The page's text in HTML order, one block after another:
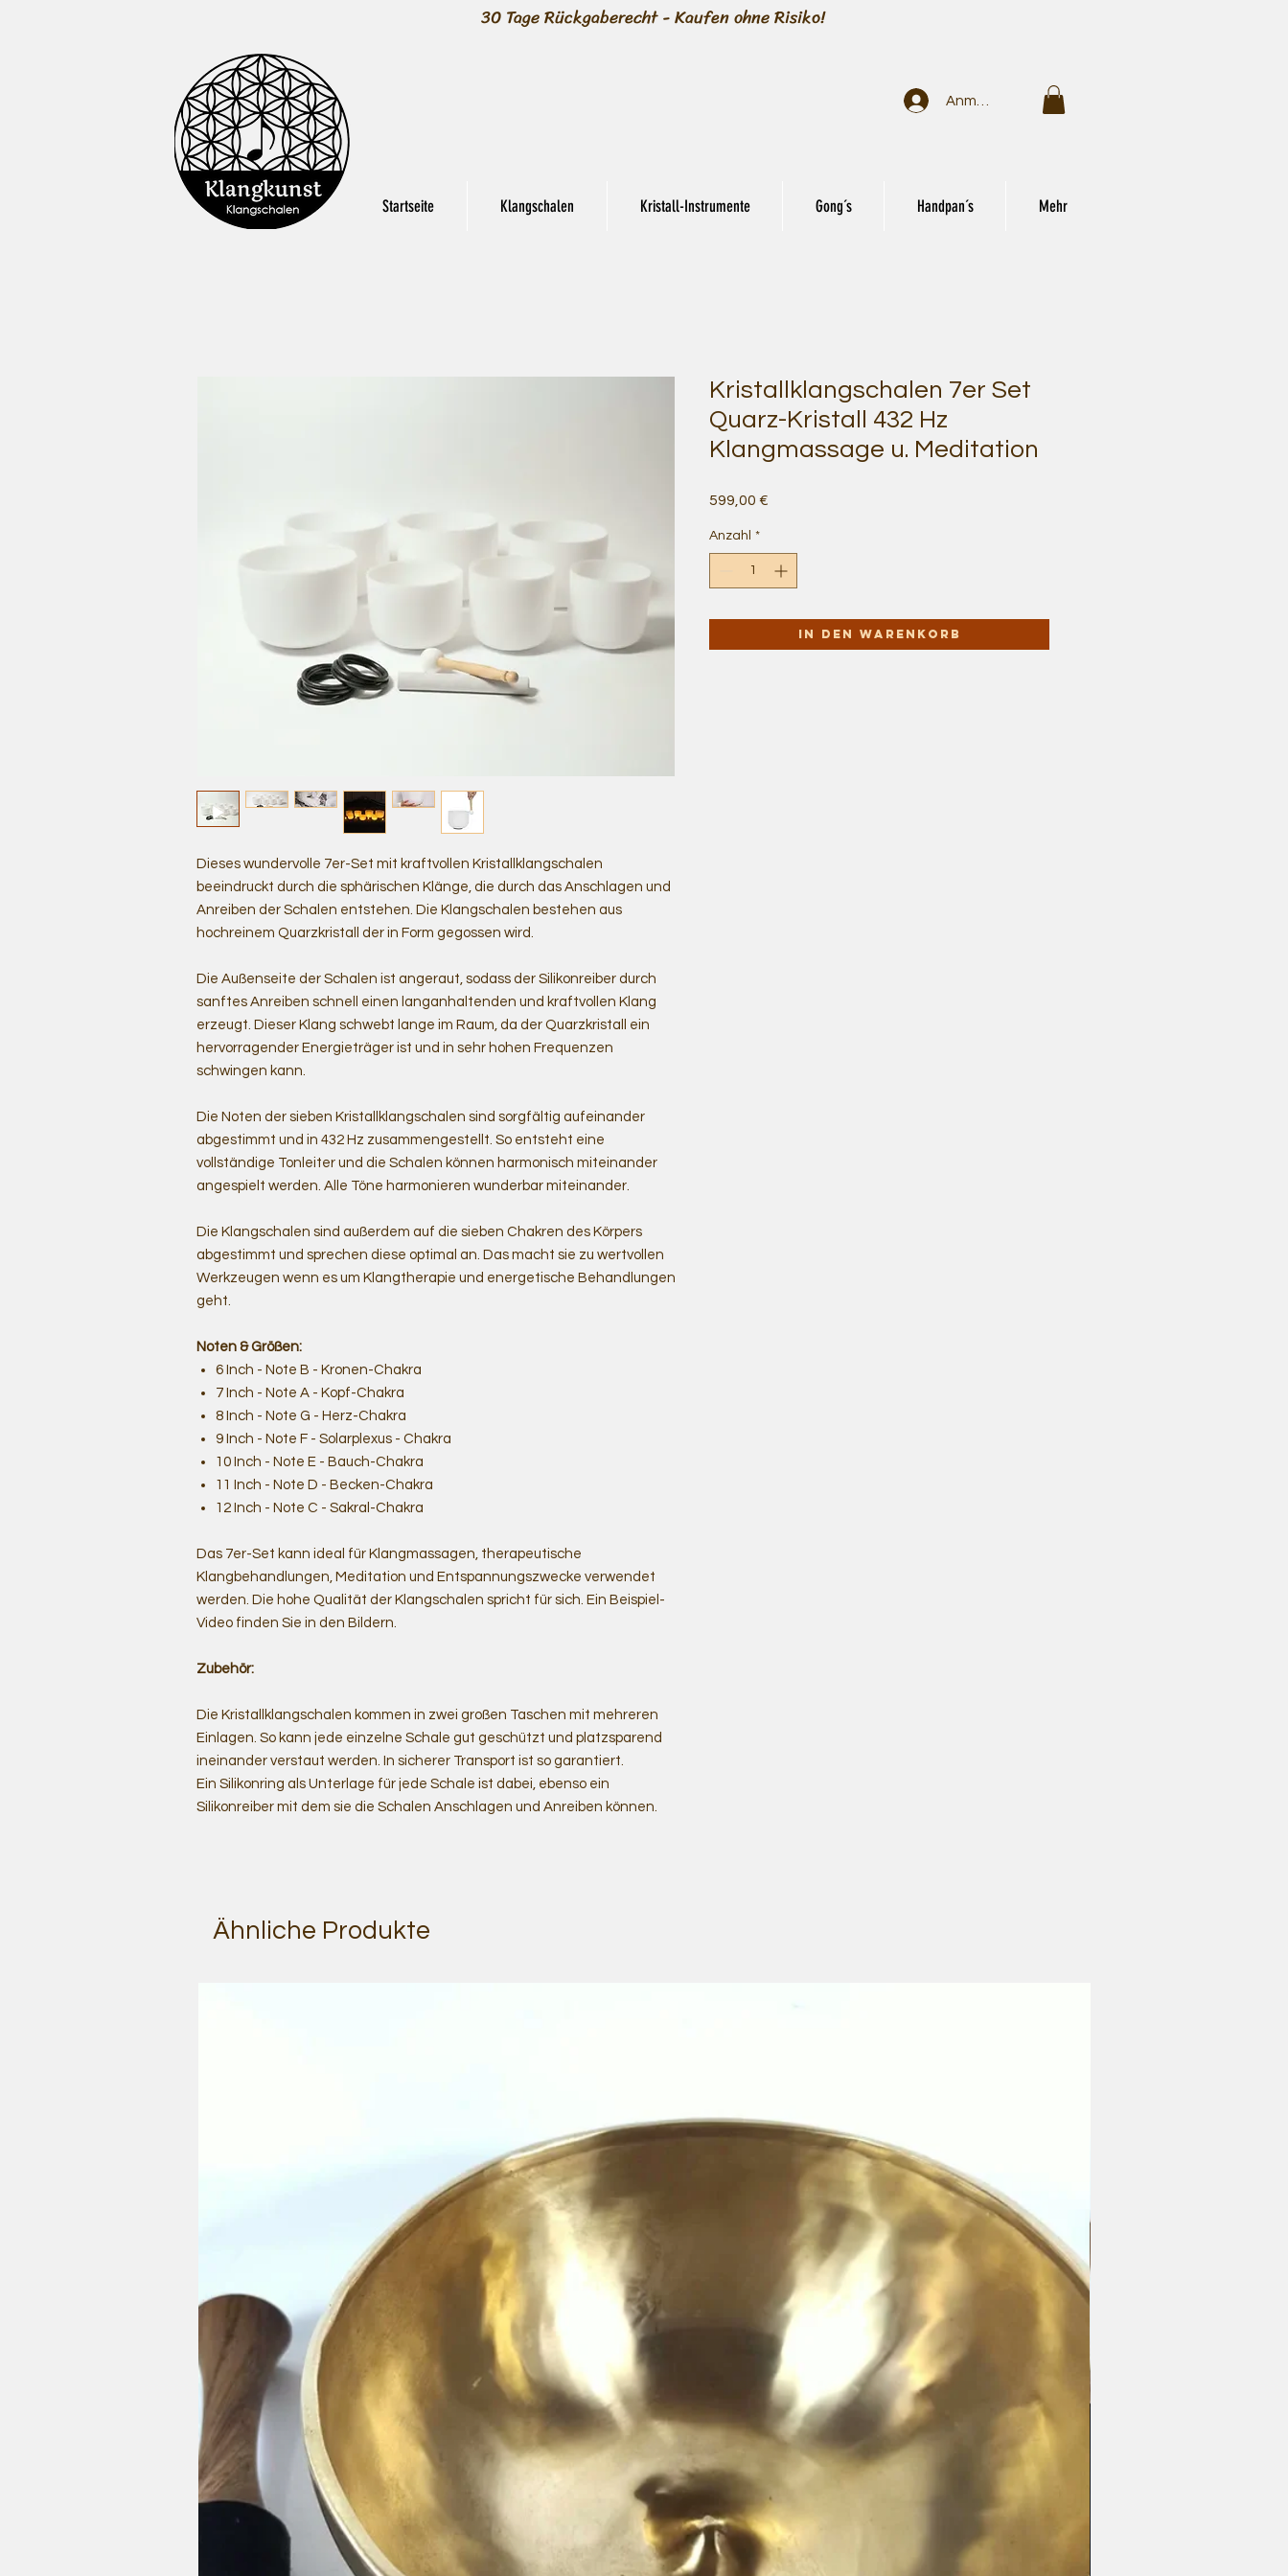
30 Tage Rückgaberecht - Kaufen ohne Risiko!
Anmelden
Startseite Klangschalen Kristall-Instrumente Gong´s Handpan´s Mehr
Dieses wundervolle 7er-Set mit kraftvollen Kristallklangschalen
beeindruckt durch die sphärischen Klänge, die durch das Anschlagen und
Anreiben der Schalen entstehen. Die Klangschalen bestehen aus
hochreinem Quarzkristall der in Form gegossen wird.
Die Außenseite der Schalen ist angeraut, sodass der Silikonreiber durch
sanftes Anreiben schnell einen langanhaltenden und kraftvollen Klang
erzeugt. Dieser Klang schwebt lange im Raum, da der Quarzkristall ein
hervorragender Energieträger ist und in sehr hohen Frequenzen
schwingen kann.
Die Noten der sieben Kristallklangschalen sind sorgfältig aufeinander
abgestimmt und in 432 Hz zusammengestellt. So entsteht eine
vollständige Tonleiter und die Schalen können harmonisch miteinander
angespielt werden. Alle Töne harmonieren wunderbar miteinander.
Die Klangschalen sind außerdem auf die sieben Chakren des Körpers
abgestimmt und sprechen diese optimal an. Das macht sie zu wertvollen
Werkzeugen wenn es um Klangtherapie und energetische Behandlungen
geht.
Noten & Größen:
6 Inch - Note B - Kronen-Chakra
7 Inch - Note A - Kopf-Chakra
8 Inch - Note G - Herz-Chakra
9 Inch - Note F - Solarplexus - Chakra
10 Inch - Note E - Bauch-Chakra
11 Inch - Note D - Becken-Chakra
12 Inch - Note C - Sakral-Chakra
Das 7er-Set kann ideal für Klangmassagen, therapeutische
Klangbehandlungen, Meditation und Entspannungszwecke verwendet
werden. Die hohe Qualität der Klangschalen spricht für sich. Ein Beispiel-
Video finden Sie in den Bildern.
Zubehör:
Die Kristallklangschalen kommen in zwei großen Taschen mit mehreren
Einlagen. So kann jede einzelne Schale gut geschützt und platzsparend
ineinander verstaut werden. In sicherer Transport ist so garantiert.
Ein Silikonring als Unterlage für jede Schale ist dabei, ebenso ein
Silikonreiber mit dem sie die Schalen Anschlagen und Anreiben können.
Kristallklangschalen 7er Set
Quarz-Kristall 432 Hz
Klangmassage u. Meditation
599,00 €
Anzahl *
In den Warenkorb
Ähnliche Produkte